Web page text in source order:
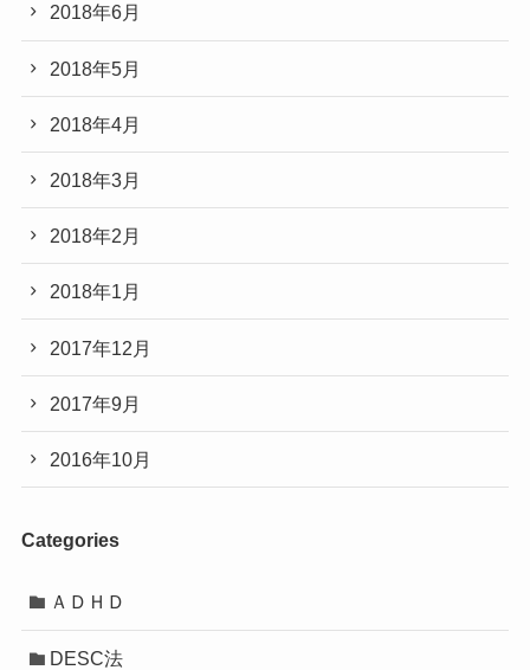
2018年6月
2018年5月
2018年4月
2018年3月
2018年2月
2018年1月
2017年12月
2017年9月
2016年10月
Categories
ＡＤＨＤ
DESC法